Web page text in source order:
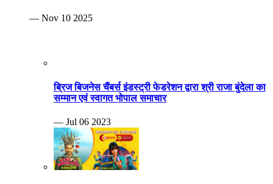
— Nov 10 2025
ब्रिज बिजनेस चैंबर्स इंडस्ट्री फेडरेशन द्वारा श्री राजा बुंदेला का
सम्मान एवं स्वागत भोपाल समाचार
— Jul 06 2023